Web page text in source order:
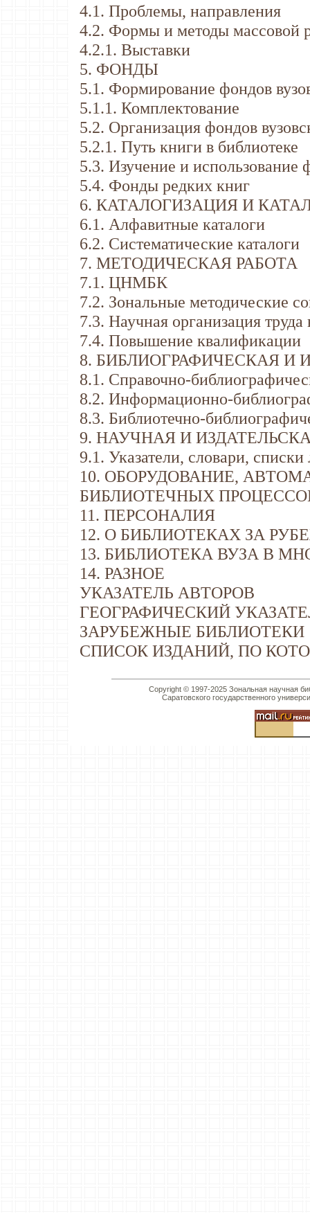
4.1. Проблемы, направления
4.2. Формы и методы массовой
4.2.1. Выставки
5. ФОНДЫ
5.1. Формирование фондов
5.1.1. Комплектование
5.2. Организация фондов
5.2.1. Путь книги в библиотеке
5.3. Изучение и использование
5.4. Фонды редких книг
6. КАТАЛОГИЗАЦИЯ И
6.1. Алфавитные каталоги
6.2. Систематические каталоги
7. МЕТОДИЧЕСКАЯ РАБОТА
7.1. ЦНМБК
7.2. Зональные методические
7.3. Научная организация труда
7.4. Повышение квалификации
8. БИБЛИОГРАФИЧЕСКАЯ
8.1. Справочно-
8.2. Информационно-
8.3. Библиотечно-
9. НАУЧНАЯ И
9.1. Указатели, словари, списки
10. ОБОРУДОВАНИЕ,
БИБЛИОТЕЧНЫХ
11. ПЕРСОНАЛИЯ
12. О БИБЛИОТЕКАХ ЗА
13. БИБЛИОТЕКА ВУЗА В
14. РАЗНОЕ
УКАЗАТЕЛЬ АВТОРОВ
ГЕОГРАФИЧЕСКИЙ
ЗАРУБЕЖНЫЕ БИБЛИОТЕКИ
СПИСОК ИЗДАНИЙ, ПО
Copyright © 1997-2025 Зональная научная
Саратовского государственного